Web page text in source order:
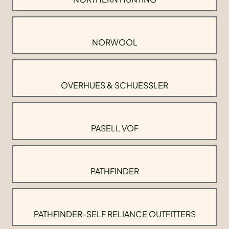
NORWOOL
OVERHUES & SCHUESSLER
PASELL VOF
PATHFINDER
PATHFINDER-SELF RELIANCE OUTFITTERS